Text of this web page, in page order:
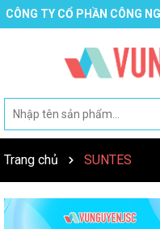
CÔNG TY CỔ PHẦN CÔNG
Trang chủ SUNTES